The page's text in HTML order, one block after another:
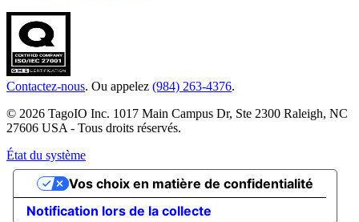
Contactez-nous. Ou appelez (984) 263-4376.
© 2026 TagoIO Inc. 1017 Main Campus Dr, Ste 2300 Raleigh, NC
27606 USA - Tous droits réservés.
État du système
Notification lors de la collecte
Vos choix en matière de confidentialité